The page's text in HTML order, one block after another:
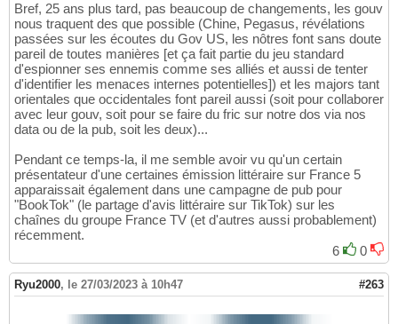
Bref, 25 ans plus tard, pas beaucoup de changements, les gouv
nous traquent des que possible (Chine, Pegasus, révélations
passées sur les écoutes du Gov US, les nôtres font sans doute
pareil de toutes manières [et ça fait partie du jeu standard
d'espionner ses ennemis comme ses alliés et aussi de tenter
d'identifier les menaces internes potentielles]) et les majors tant
orientales que occidentales font pareil aussi (soit pour collaborer
avec leur gouv, soit pour se faire du fric sur notre dos via nos
data ou de la pub, soit les deux)...
Pendant ce temps-la, il me semble avoir vu qu'un certain
présentateur d'une certaines émission littéraire sur France 5
apparaissait également dans une campagne de pub pour
"BookTok" (le partage d'avis littéraire sur TikTok) sur les
chaînes du groupe France TV (et d'autres aussi probablement)
récemment.
6
0
Ryu2000, le 27/03/2023 à 10h47 #263